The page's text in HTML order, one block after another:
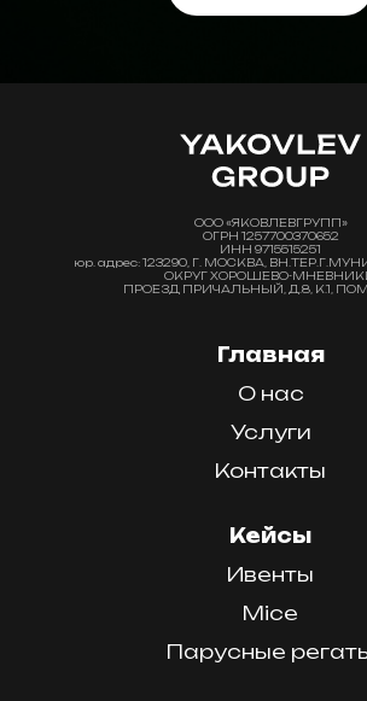
ООО «ЯКОВЛЕВГРУПП»
ОГРН 1257700370652
ИНН 9715515251
юр. адрес: 123290, Г. МОСКВА,
ОКРУГ ХОРОШЕВО-
ПРОЕЗД ПРИЧАЛЬНЫЙ, Д.8, К.1,
Главная
О нас
Услуги
Контакты
Кейсы
Ивенты
Mice
Парусные